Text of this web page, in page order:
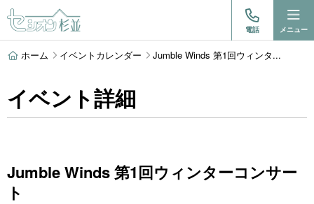
電話 メニュー
ホーム イベントカレンダー Jumble Winds 第1回ウィンタ...
イベント詳細
Jumble Winds 第1回ウィンターコンサー
ト